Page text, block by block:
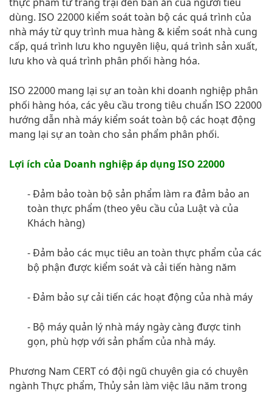
dùng. ISO 22000 kiểm soát toàn bộ các quá trình của
nhà máy từ quy trình mua hàng & kiểm soát nhà cung
cấp, quá trình lưu kho nguyên liệu, quá trình sản xuất,
lưu kho và quá trình phân phối hàng hóa.
ISO 22000 mang lại sự an toàn khi doanh nghiệp phân
phối hàng hóa, các yêu cầu trong tiêu chuẩn ISO 22000
hướng dẫn nhà máy kiểm soát toàn bộ các hoạt động
mang lại sự an toàn cho sản phẩm phân phối.
Lợi ích của Doanh nghiệp áp dụng ISO 22000
- Đảm bảo toàn bộ sản phẩm làm ra đảm bảo an
toàn thực phẩm (theo yêu cầu của Luật và của
Khách hàng)
- Đảm bảo các mục tiêu an toàn thực phẩm của các
bộ phận được kiểm soát và cải tiến hàng năm
- Đảm bảo sự cải tiến các hoạt động của nhà máy
- Bộ máy quản lý nhà máy ngày càng được tinh
gọn, phù hợp với sản phẩm của nhà máy.
Phương Nam CERT có đội ngũ chuyên gia có chuyên
ngành Thực phẩm, Thủy sản làm việc lâu năm trong